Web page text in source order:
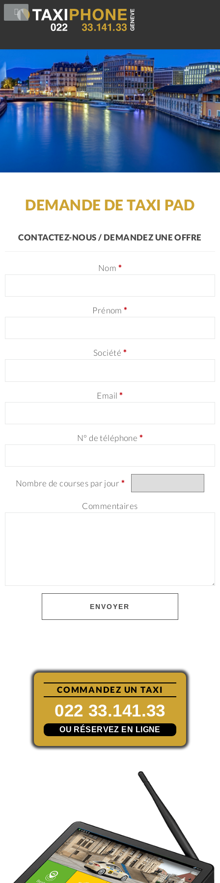
DEMANDE DE TAXI PAD
CONTACTEZ-NOUS / DEMANDEZ UNE OFFRE
Nom *
Prénom*
Société *
Email*
N° de téléphone *
Nombre de courses par jour *
Commentaires
ENVOYER
COMMANDEZ UN TAXI
022 33.141.33
OU RÉSERVEZ EN LIGNE